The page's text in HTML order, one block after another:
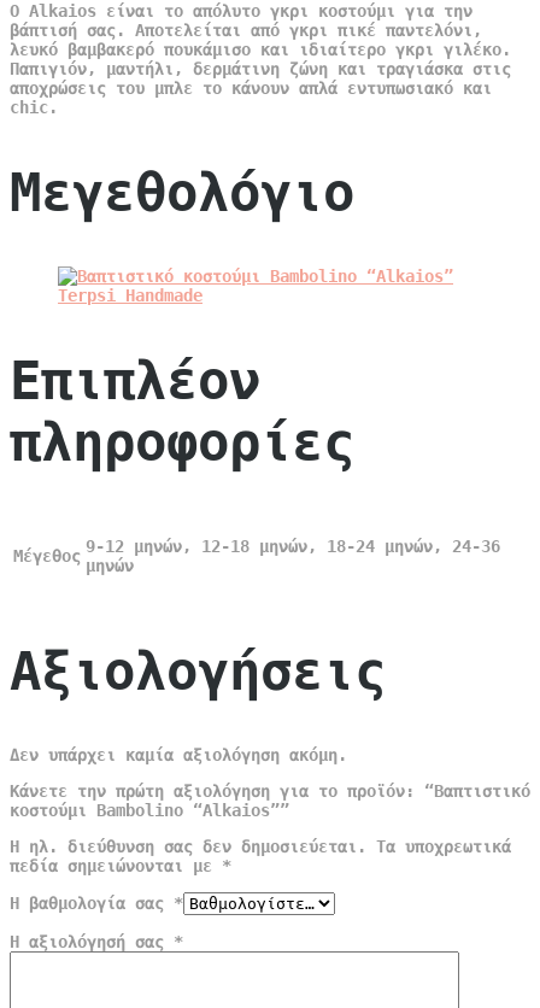
Ο Alkaios είναι το απόλυτο γκρι κοστούμι για την
βάπτισή σας. Αποτελείται από γκρι πικέ παντελόνι,
λευκό βαμβακερό πουκάμισο και ιδιαίτερο γκρι γιλέκο.
Παπιγιόν, μαντήλι, δερμάτινη ζώνη και τραγιάσκα στις
αποχρώσεις του μπλε το κάνουν απλά εντυπωσιακό και
chic.
Μεγεθολόγιο
Επιπλέον
πληροφορίες
Μέγεθος 9-12 μηνών, 12-18 μηνών, 18-24 μηνών, 24-36
μηνών
Αξιολογήσεις
Δεν υπάρχει καμία αξιολόγηση ακόμη.
Κάνετε την πρώτη αξιολόγηση για το προϊόν: “Βαπτιστικό
κοστούμι Bambolino “Alkaios””
Η ηλ. διεύθυνση σας δεν δημοσιεύεται.
Τα υποχρεωτικά
πεδία σημειώνονται με *
Η βαθμολογία σας *
Η αξιολόγησή σας *